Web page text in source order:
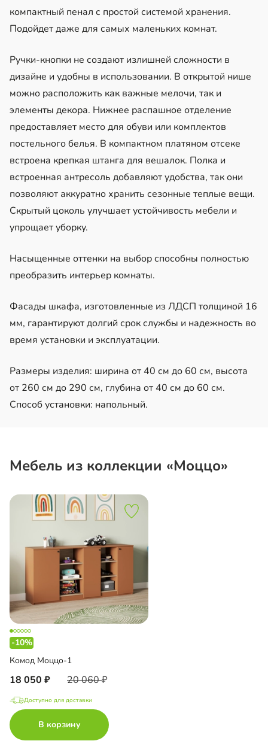
компактный пенал с простой системой хранения.
Подойдет даже для самых маленьких комнат.
Ручки-кнопки не создают излишней сложности в
дизайне и удобны в использовании. В открытой нише
можно расположить как важные мелочи, так и
элементы декора. Нижнее распашное отделение
предоставляет место для обуви или комплектов
постельного белья. В компактном платяном отсеке
встроена крепкая штанга для вешалок. Полка и
встроенная антресоль добавляют удобства, так они
позволяют аккуратно хранить сезонные теплые вещи.
Скрытый цоколь улучшает устойчивость мебели и
упрощает уборку.
Насыщенные оттенки на выбор способны полностью
преобразить интерьер комнаты.
Фасады шкафа, изготовленные из ЛДСП толщиной 16
мм, гарантируют долгий срок службы и надежность во
время установки и эксплуатации.
Размеры изделия: ширина от 40 см до 60 см, высота
от 260 см до 290 см, глубина от 40 см до 60 см.
Способ установки: напольный.
Мебель из коллекции «Моццо»
-10%
Комод Моццо-1
18 050 20 060
Доступно для доставки
В корзину